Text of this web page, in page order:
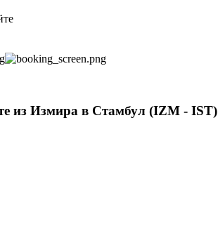
из Измира в Стамбул (IZM - IST)